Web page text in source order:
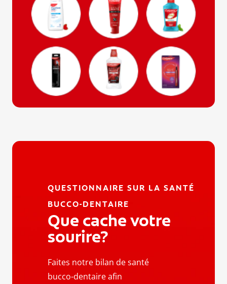
QUESTIONNAIRE SUR LA SANTÉ
BUCCO-DENTAIRE
Que cache votre
sourire?
Faites notre bilan de santé
bucco-dentaire afin